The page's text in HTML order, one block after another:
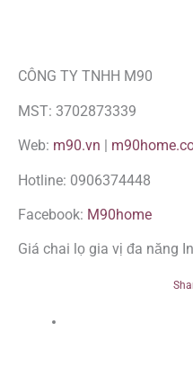
CÔNG TY TNHH M90
MST: 3702873339
Web: m90.vn
Hotline: 0906374448
Facebook: M90home
Giá chai lọ gia vị đa năng